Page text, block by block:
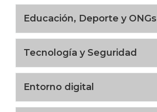
Educación, Deporte y ONGs
Tecnología y Seguridad
Entorno digital